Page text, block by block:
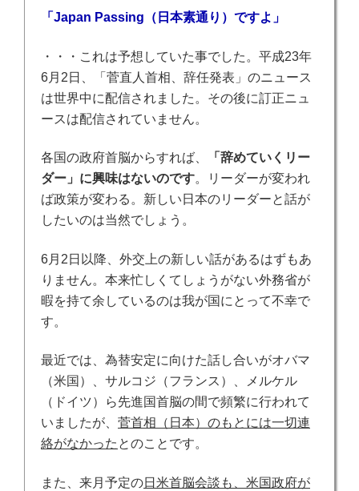
「Japan Passing（ 日本素通り）ですよ」
・・・これは予想していた事でした。 平成23年
6月2日、「菅直人首相、辞任発表」のニュース
は世界中に配信されました。その後に訂正ニュ
ースは配信されていません。
各国の政府首脳からすれば、
「辞めていくリー
ダー」に興味はないのです。リ ーダーが変われ
ば政策が変わる。 新しい日本のリーダーと話が
したいのは当然でしょう。
6月2日以降、外交上の新しい話があるはずもあ
りません。本来忙しくてしょうがない外務省が
暇を持て余しているのは我が国にとって不幸で
す。
最近では、為替安定に向けた話し合いがオバマ
（米国）、サルコジ（フランス）、メルケル
（ドイツ）ら先進国首脳の間で頻繁に行われて
いましたが、 菅首相（日本）のもとには一切連
絡がなかった とのことです。
また、来月予定の日米首脳会談も、米国政府が